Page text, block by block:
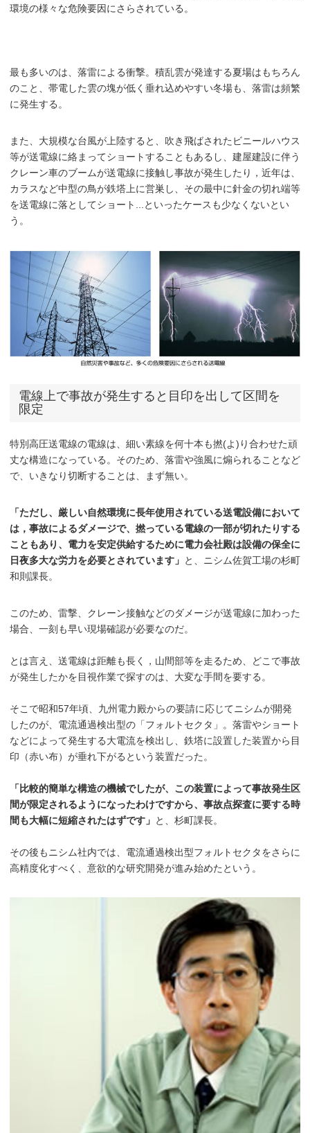
環境の様々な危険要因にさらされている。
最も多いのは、落雷による衝撃。積乱雲が発達する夏場はもちろん
のこと、帯電した雲の塊が低く垂れ込めやすい冬場も、落雷は頻繁
に発生する。
また、大規模な台風が上陸すると、吹き飛ばされたビニールハウス
等が送電線に絡まってショートすることもあるし、建屋建設に伴う
クレーン車のブームが送電線に接触し事故が発生したり，近年は、
カラスなど中型の鳥が鉄塔上に営巣し、その最中に針金の切れ端等
を送電線に落としてショート...といったケースも少なくないとい
う。
電線上で事故が発生すると目印を出して区間を
限定
特別高圧送電線の電線は、細い素線を何十本も撚(よ)り合わせた頑
丈な構造になっている。そのため、落雷や強風に煽られることなど
で、いきなり切断することは、まず無い。
「ただし、厳しい自然環境に長年使用されている送電設備において
は，事故によるダメージで、撚っている電線の一部が切れたりする
こともあり、電力を安定供給するために電力会社殿は設備の保全に
日夜多大な労力を必要とされています」 と、ニシム佐賀工場の杉町
和則課長。
このため、雷撃、クレーン接触などのダメージが送電線に加わった
場合、一刻も早い現場確認が必要なのだ。
とは言え、送電線は距離も長く，山間部等を走るため、どこで事故
が発生したかを目視作業で探すのは、大変な手間を要する。
そこで昭和57年頃、九州電力殿からの要請に応じてニシムが開発
したのが、電流通過検出型の「フォルトセクタ」。落雷やショート
などによって発生する大電流を検出し、鉄塔に設置した装置から目
印（赤い布）が垂れ下がるという装置だった。
「比較的簡単な構造の機械でしたが、この装置によって事故発生区
間が限定されるようになったわけですから、事故点探査に要する時
間も大幅に短縮されたはずです」 と、杉町課長。
その後もニシム社内では、電流通過検出型フォルトセクタをさらに
高精度化すべく、意欲的な研究開発が進み始めたという。